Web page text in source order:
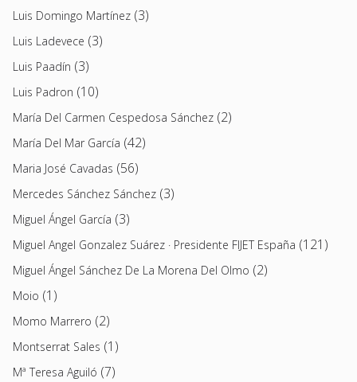
Luis Domingo Martínez (3)
Luis Ladevece (3)
Luis Paadín (3)
Luis Padron (10)
María Del Carmen Cespedosa Sánchez (2)
María Del Mar García (42)
Maria José Cavadas (56)
Mercedes Sánchez Sánchez (3)
Miguel Ángel García (3)
Miguel Angel Gonzalez Suárez · Presidente FIJET España (121)
Miguel Ángel Sánchez De La Morena Del Olmo (2)
Moio (1)
Momo Marrero (2)
Montserrat Sales (1)
Mª Teresa Aguiló (7)